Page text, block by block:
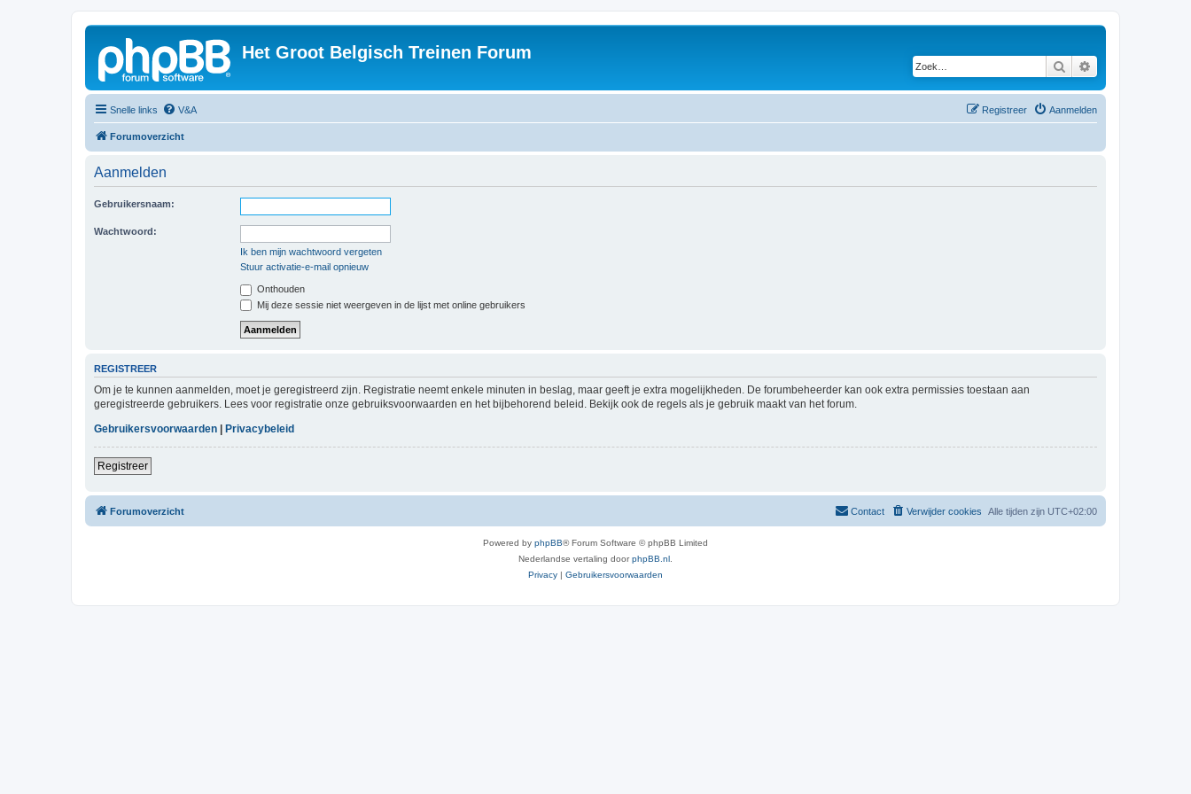
Het Groot Belgisch Treinen Forum
Zoek
Snelle links V&A Aanmelden
Registreer
Forumoverzicht
Aanmelden
Gebruikersnaam:
Wachtwoord:
Ik ben mijn wachtwoord vergeten
Stuur activatie-e-mail opnieuw
Onthouden
Mij deze sessie niet weergeven in de lijst met online gebruikers
REGISTREER
Om je te kunnen aanmelden, moet je geregistreerd zijn. Registratie neemt enkele minuten in beslag, maar geeft je extra mogelijkheden. De forumbeheerder kan ook extra permissies toestaan aan
geregistreerde gebruikers. Lees voor registratie onze gebruiksvoorwaarden en het bijbehorend beleid. Bekijk ook de regels als je gebruik maakt van het forum.
Gebruikersvoorwaarden | Privacybeleid
Registreer
Forumoverzicht Alle tijden zijn UTC+02:00
Verwijder cookies
Contact
Powered by phpBB® Forum Software © phpBB Limited
Nederlandse vertaling doorphpBB.nl
Privacy | Gebruikersvoorwaarden